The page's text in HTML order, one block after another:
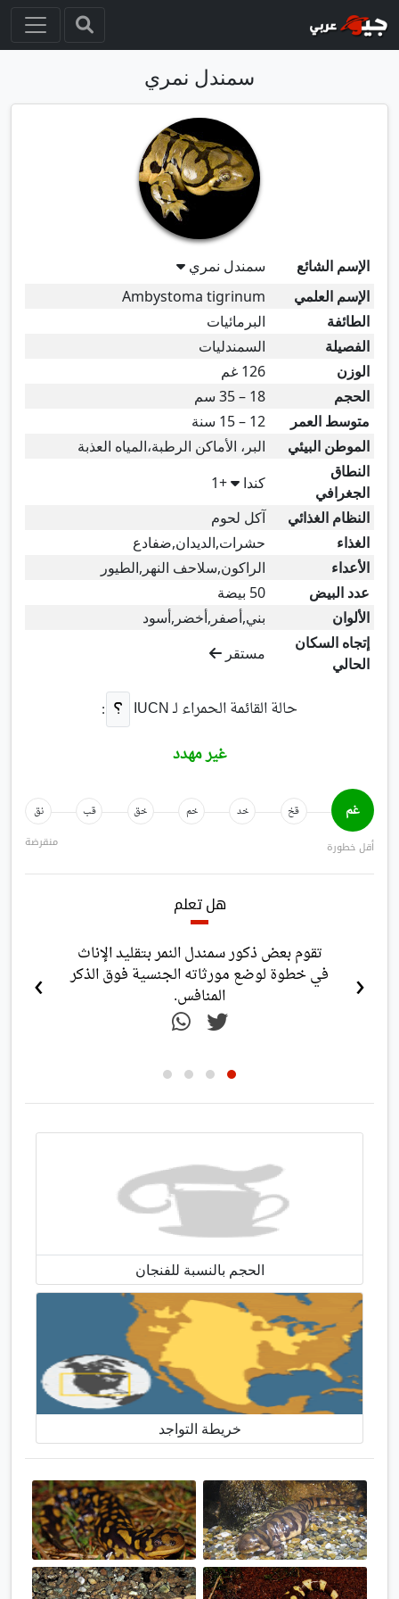
سمندل نمري
الإسم الشائع
سمندل نمري
الإسم العلمي
Ambystoma tigrinum
الطائفة
البرمائيات
الفصيلة
السمندليات
الوزن
126 غم
الحجم
18 – 35 سم
متوسط العمر
12 – 15 سنة
الموطن البيئي
البر، الأماكن الرطبة،المياه العذبة
النطاق
الجغرافي
كندا
+1
النظام الغذائي
آكل لحوم
الغذاء
حشرات,الديدان,ضفادع
الأعداء
الراكون,سلاحف النهر,الطيور
عدد البيض
50 بيضة
الألوان
بني,أصفر,أخضر,أسود
إتجاه السكان
الحالي
مستقر
حالة القائمة الحمراء لـ IUCN
:
غير مهدد
غم قخ خد خم خق قب نق
أقل خطورة منقرضة
هل تعلم
تقوم بعض ذكور سمندل النمر بتقليد الإناث
في خطوة لوضع مورثاته الجنسية فوق الذكر
المنافس.
‹
›
الحجم بالنسبة للفنجان
خريطة التواجد